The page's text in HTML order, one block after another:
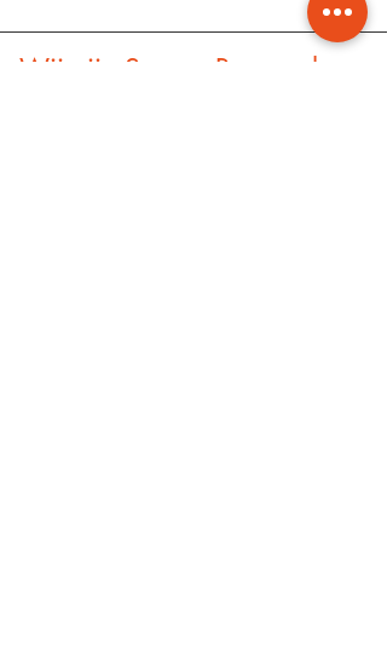
Wij zijn Samen Bouwzaken.